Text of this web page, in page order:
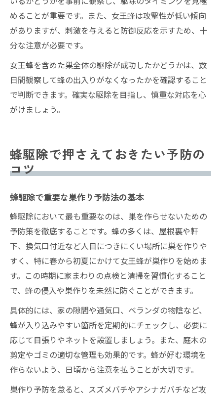
めることが重要です。また、女王蜂は攻撃性が低い傾向
がありますが、刺激を与えると防御反応を示すため、十
分な注意が必要です。
女王蜂を含めた巣全体の駆除が成功したかどうかは、数
日間観察して蜂の出入りがなくなったかを確認すること
で判断できます。確実な駆除を目指し、慎重な対応を心
がけましょう。
蜂駆除で押さえておきたい予防の
コツ
蜂駆除で重要な巣作り予防法の基本
蜂駆除において最も重要なのは、巣を作らせないための
予防策を徹底することです。蜂の多くは、屋根裏や軒
下、換気口付近など人目につきにくい場所に巣を作りや
すく、特に春から初夏にかけて女王蜂が巣作りを始めま
す。この時期に家まわりの点検と清掃を習慣化すること
で、蜂の侵入や巣作りを未然に防ぐことができます。
具体的には、家の隙間や通気口、ベランダの物陰など、
蜂が入り込みやすい箇所を定期的にチェックし、必要に
応じて目張りやネットを設置しましょう。また、庭木の
剪定やゴミの適切な管理も効果的です。蜂が好む環境を
作らないよう、日頃から注意を払うことが大切です。
巣作り予防を怠ると、スズメバチやアシナガバチなど攻